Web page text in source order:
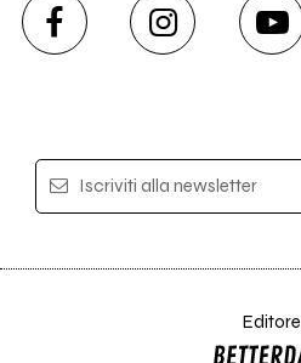
Iscriviti alla newsletter
Editore